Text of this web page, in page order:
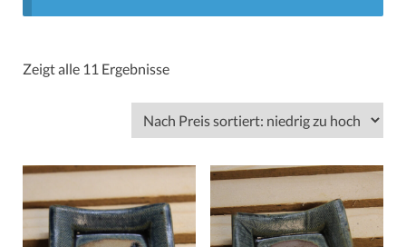
Zeigt alle 11 Ergebnisse